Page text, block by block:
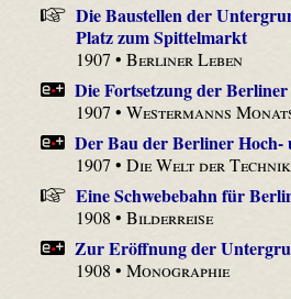
Die Baustellen der
Platz zum Spittelmarkt
1907 •Berliner Leben
Die Fortsetzung der
1907 •Westermanns
Der Bau der Berliner
1907 •Die Welt der Technik
Eine Schwebebahn für
1908 •Bilderreise
Zur Eröffnung der
1908 •Monographie